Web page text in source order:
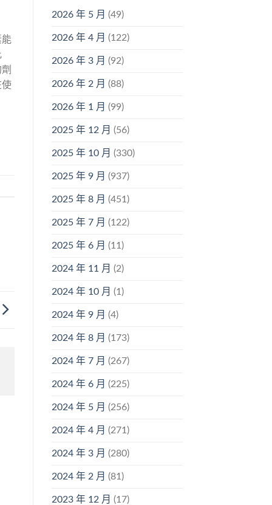
2026 年 5 月 (49)
2026 年 4 月 (122)
2026 年 3 月 (92)
2026 年 2 月 (88)
2026 年 1 月 (99)
2025 年 12 月 (56)
2025 年 10 月 (330)
2025 年 9 月 (937)
2025 年 8 月 (451)
2025 年 7 月 (122)
2025 年 6 月 (11)
2024 年 11 月 (2)
2024 年 10 月 (1)
2024 年 9 月 (4)
2024 年 8 月 (173)
2024 年 7 月 (267)
2024 年 6 月 (225)
2024 年 5 月 (256)
2024 年 4 月 (271)
2024 年 3 月 (280)
2024 年 2 月 (81)
2023 年 12 月 (17)